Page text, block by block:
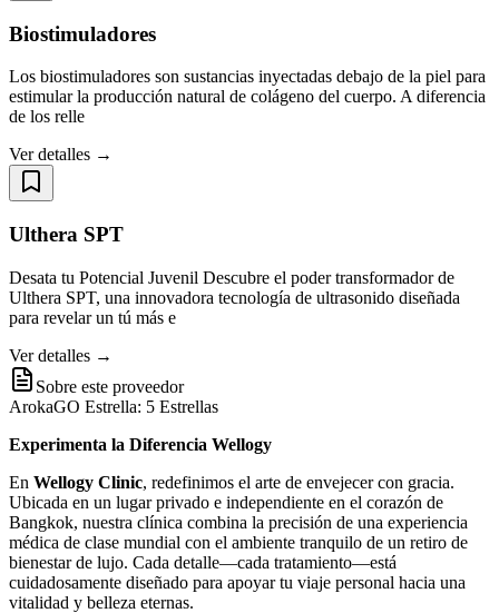
Biostimuladores
Los biostimuladores son sustancias inyectadas debajo de la piel para
estimular la producción natural de colágeno del cuerpo. A diferencia
de los relle
Ver detalles →
Ulthera SPT
Desata tu Potencial Juvenil Descubre el poder transformador de
Ulthera SPT, una innovadora tecnología de ultrasonido diseñada
para revelar un tú más e
Ver detalles →
Sobre este proveedor
ArokaGO Estrella: 5 Estrellas
Experimenta la Diferencia Wellogy
En Wellogy Clinic, redefinimos el arte de envejecer con gracia.
Ubicada en un lugar privado e independiente en el corazón de
Bangkok, nuestra clínica combina la precisión de una experiencia
médica de clase mundial con el ambiente tranquilo de un retiro de
bienestar de lujo. Cada detalle—cada tratamiento—está
cuidadosamente diseñado para apoyar tu viaje personal hacia una
vitalidad y belleza eternas.